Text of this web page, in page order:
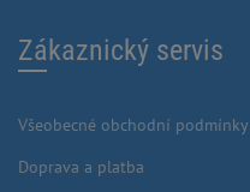
Zákaznický servis
Všeobecné obchodní podmínky
Doprava a platba